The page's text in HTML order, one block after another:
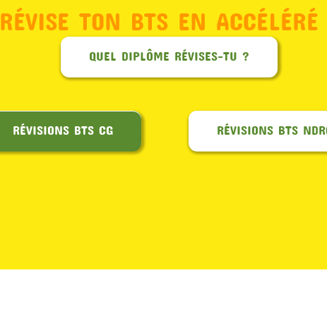
RÉVISE TON BTS EN
QUEL DIPLÔME RÉVISES-TU ?
RÉVISIONS BTS CG RÉVISIONS BTS